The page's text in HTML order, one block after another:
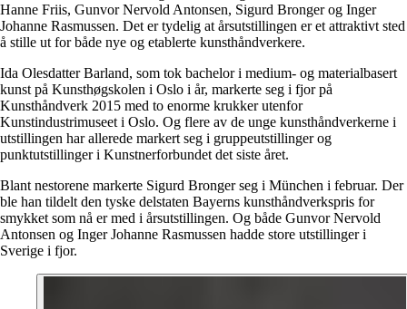
Hanne Friis, Gunvor Nervold Antonsen, Sigurd Bronger og Inger
Johanne Rasmussen. Det er tydelig at årsutstillingen er et attraktivt sted
å stille ut for både nye og etablerte kunsthåndverkere.
Ida Olesdatter Barland, som tok bachelor i medium- og materialbasert
kunst på Kunsthøgskolen i Oslo i år, markerte seg i fjor på
Kunsthåndverk 2015 med to enorme krukker utenfor
Kunstindustrimuseet i Oslo. Og flere av de unge kunsthåndverkerne i
utstillingen har allerede markert seg i gruppeutstillinger og
punktutstillinger i Kunstnerforbundet det siste året.
Blant nestorene markerte Sigurd Bronger seg i München i februar. Der
ble han tildelt den tyske delstaten Bayerns kunsthåndverkspris for
smykket som nå er med i årsutstillingen. Og både Gunvor Nervold
Antonsen og Inger Johanne Rasmussen hadde store utstillinger i
Sverige i fjor.